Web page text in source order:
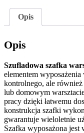
SZW
Opis
Opis
Szufladowa szafka
elementem
kontrolnego, ale
lub domowym
pracy dzięki łatwemu
konstrukcja szafki
gwarantuje wieloletnie
Szafka wyposażona jest